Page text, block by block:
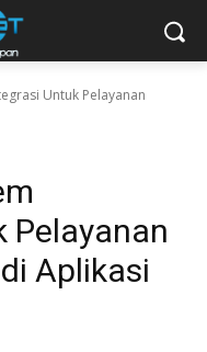
Untuk Pelayanan
Pelayanan
Aplikasi